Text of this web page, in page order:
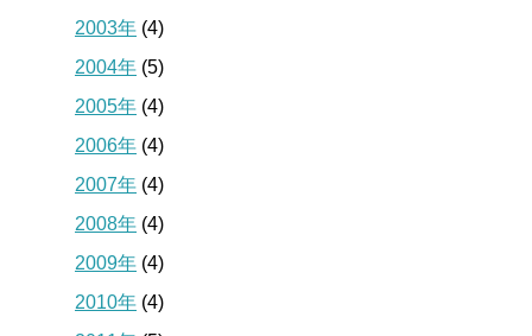
2003年 (4)
2004年 (5)
2005年 (4)
2006年 (4)
2007年 (4)
2008年 (4)
2009年 (4)
2010年 (4)